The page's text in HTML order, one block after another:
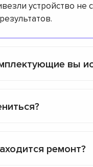
устройство
вы
ремонт?